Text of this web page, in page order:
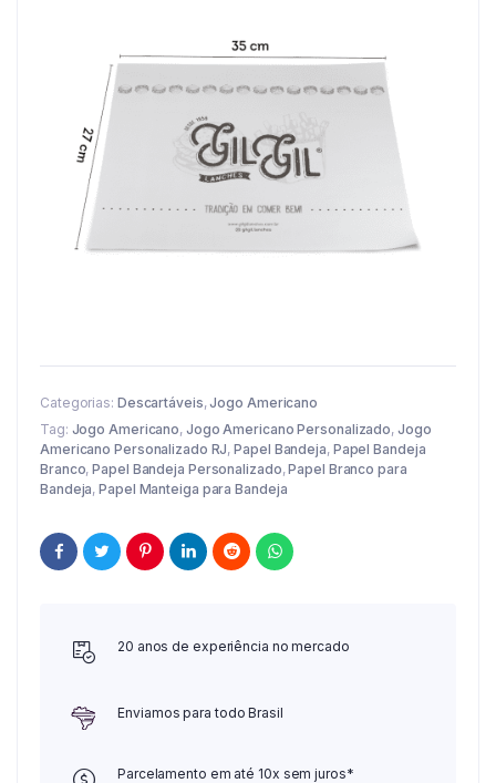
Categorias: Descartáveis,Jogo Americano
Tag: Jogo Americano, Jogo Americano Personalizado, Jogo
Americano Personalizado RJ,Papel Bandeja, Papel Bandeja
Branco,Papel Bandeja Personalizado,Papel Branco para
Bandeja,Papel Manteiga para Bandeja
20 anos de experiência no mercado
Enviamos para todo Brasil
Parcelamento em até 10x sem juros*